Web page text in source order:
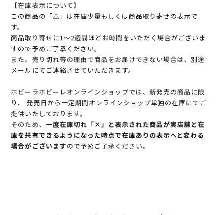
【在庫表示について】
この商品の「△」は在庫少量もしくは商品取り寄せの表示で
す。
商品取り寄せに1～2週間ほどお時間をいただく場合がございま
すので予めご了承ください。
また、売り切れ等の理由で商品をお届けできない場合は、別途
メールにてご連絡させていただきます。
ホビーラホビーレオンラインショップでは、新発売の商品に限
り、 発売日から一定期間オンラインショップ単独の在庫にてご
提供いたしております。
そのため、 一度在庫切れ「×」と表示された商品が実店舗と在
庫を共有できるようになった時点で在庫ありの表示へと変わる
場合がございますので予めご了承ください。